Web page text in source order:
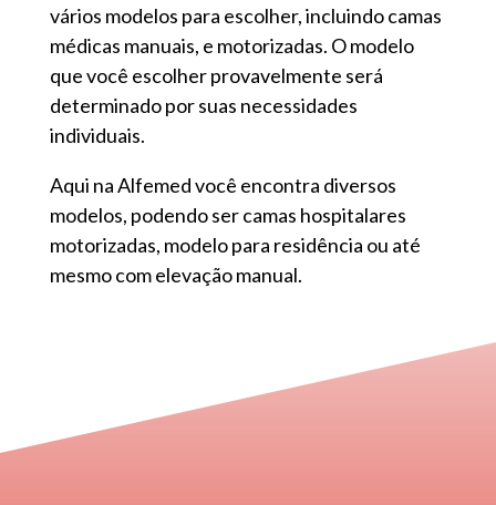
vários modelos para escolher, incluindo camas
médicas manuais, e motorizadas. O modelo
que você escolher provavelmente será
determinado por suas necessidades
individuais.
Aqui na Alfemed você encontra diversos
modelos, podendo ser camas hospitalares
motorizadas, modelo para residência ou até
mesmo com elevação manual.